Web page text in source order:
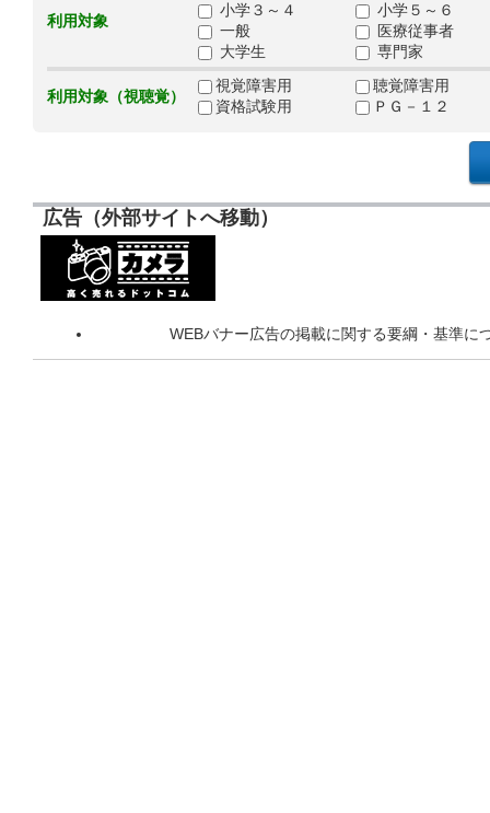
利用対象
小学３～４
小学５～６
一般
医療従事者
大学生
専門家
利用対象（視聴覚）
視覚障害用
聴覚障害用
資格試験用
ＰＧ－１２
広告（外部サイトへ移動）
WEBバナー広告の掲載に関する要綱・基準に